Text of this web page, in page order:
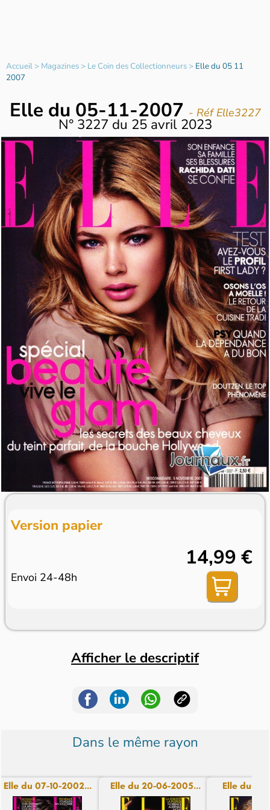
Accueil> Magazines> Le Coin des Collectionneurs> Elle du 05 11
2007
Elle du 05-11-2007 - Réf Elle3227
N° 3227 du 25 avril 2023
Version papier
Envoi 24-48h
14,99 €
Afficher le descriptif
Dans le même rayon
Elle du 07-10-2002... Elle du 20-06-2005... Elle du 14-